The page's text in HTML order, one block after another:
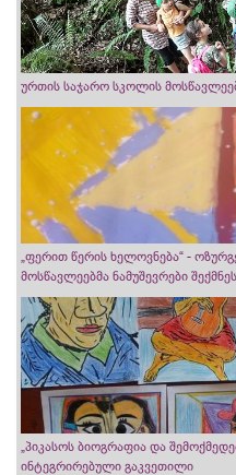
ურთის საჯარო სკოლის
„ფერით წერის ხელოვნება“ -
მოსწავლეებმა ნამუშევრები შექმნეს
„პიკასოს ბიოგრაფია და
ინტეგრირებული გაკვეთილი